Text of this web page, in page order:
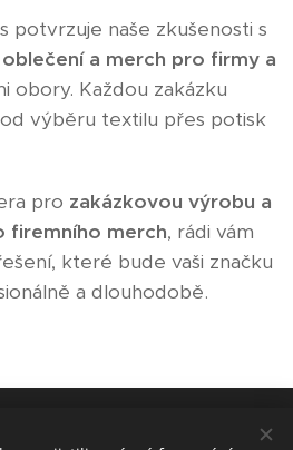
potvrzuje naše zkušenosti s
a merch pro firmy a
obory. Každou zakázku
výběru textilu přes potisk
pro zakázkovou výrobu a
firemního merch, rádi vám
které bude vaši značku
a dlouhodobě.